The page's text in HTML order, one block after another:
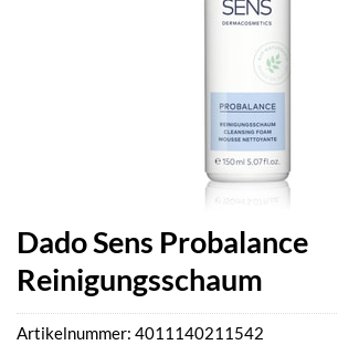
Dado Sens Probalance
Reinigungsschaum
Artikelnummer: 4011140211542